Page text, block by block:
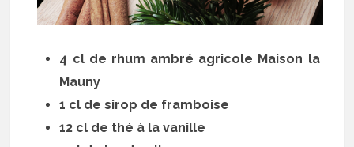
4 cl de rhum ambré agricole Maison la
Mauny
1 cl de sirop de framboise
12 cl de thé à la vanille